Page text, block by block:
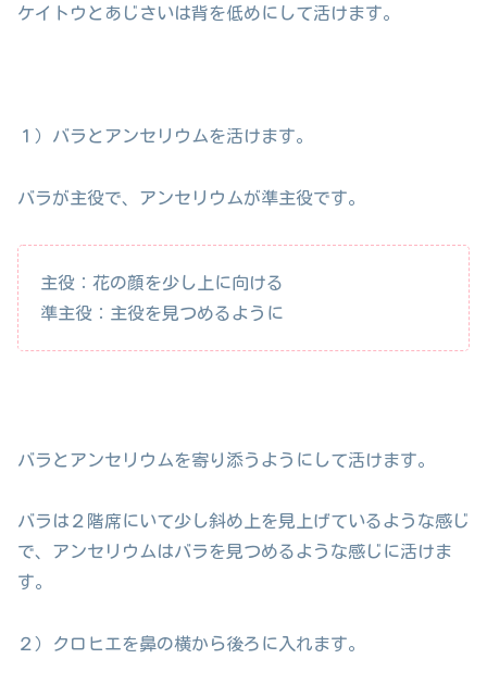
ケイトウとあじさいは背を低めにして活けます。
１）バラとアンセリウムを活けます。
バラが主役で、アンセリウムが準主役です。
主役：花の顔を少し上に向ける
準主役：主役を見つめるように
バラとアンセリウムを寄り添うようにして活けます。
バラは２階席にいて少し斜め上を見上げているような感じ
で、アンセリウムはバラを見つめるような感じに活けま
す。
２）クロヒエを鼻の横から後ろに入れます。